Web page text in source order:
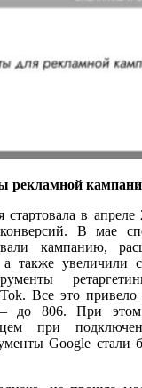
рекламной
в апреле
В мае
кампанию,
также увеличили
Все это привело
до 806. При
при
Google стали